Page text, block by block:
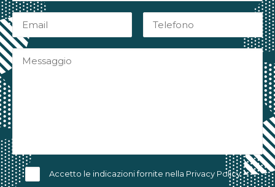
Accetto le indicazioni fornite nella Privacy Policy